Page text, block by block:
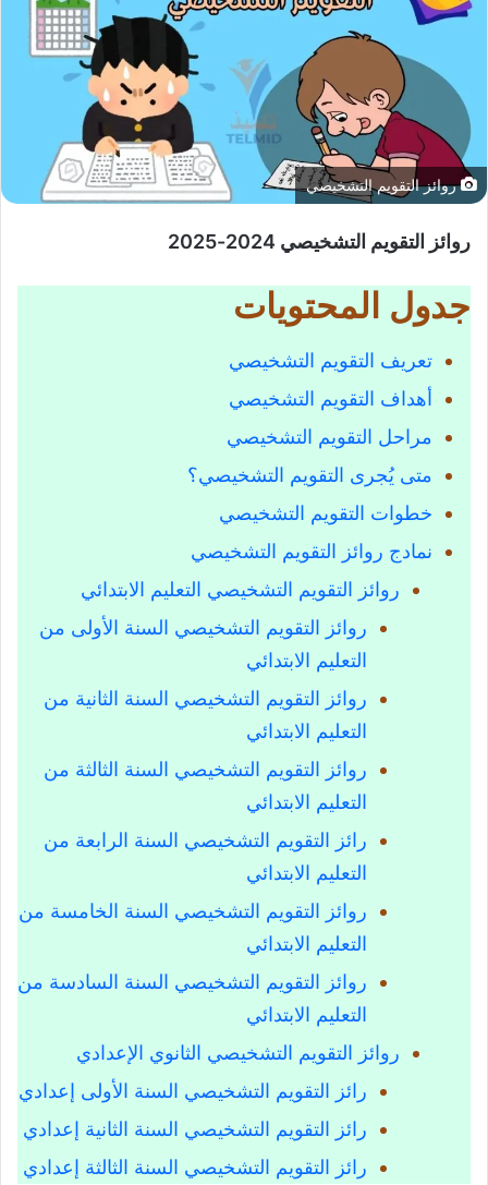
روائز التقويم التشخيصي
روائز التقويم التشخيصي 2024-2025
جدول المحتويات
تعريف التقويم التشخيصي
أهداف التقويم التشخيصي
مراحل التقويم التشخيصي
متى يُجرى التقويم التشخيصي؟
خطوات التقويم التشخيصي
نمادج روائز التقويم التشخيصي
روائز التقويم التشخيصي التعليم الابتدائي
روائز التقويم التشخيصي السنة الأولى من
التعليم الابتدائي
روائز التقويم التشخيصي السنة الثانية من
التعليم الابتدائي
روائز التقويم التشخيصي السنة الثالثة من
التعليم الابتدائي
رائز التقويم التشخيصي السنة الرابعة من
التعليم الابتدائي
روائز التقويم التشخيصي السنة الخامسة من
التعليم الابتدائي
روائز التقويم التشخيصي السنة السادسة من
التعليم الابتدائي
روائز التقويم التشخيصي الثانوي الإعدادي
رائز التقويم التشخيصي السنة الأولى إعدادي
رائز التقويم التشخيصي السنة الثانية إعدادي
رائز التقويم التشخيصي السنة الثالثة إعدادي